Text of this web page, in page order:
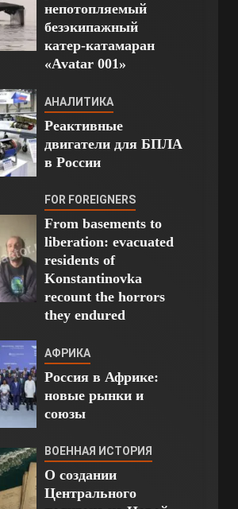
непотопляемый
безэкипажный
катер-катамаран
«Avatar 001»
АНАЛИТИКА
Реактивные
двигатели для БПЛА
в России
FOR FOREIGNERS
From basements to
liberation: evacuated
residents of
Konstantinovka
recount the horrors
they endured
АФРИКА
Россия в Африке:
новые рынки и
союзы
ВОЕННАЯ ИСТОРИЯ
О создании
Центрального